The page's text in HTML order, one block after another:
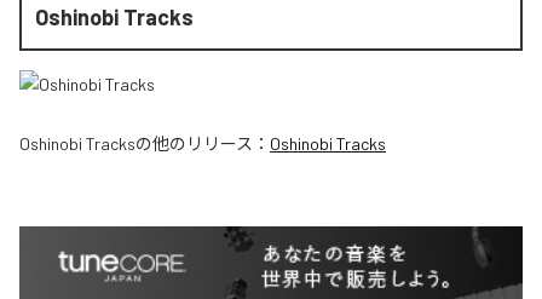
Oshinobi Tracks
Oshinobi Tracksの他のリリース： Oshinobi Tracks